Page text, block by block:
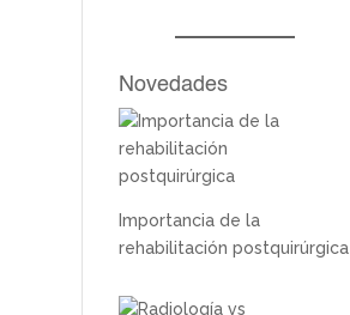
Novedades
Importancia de la
rehabilitación postquirúrgica